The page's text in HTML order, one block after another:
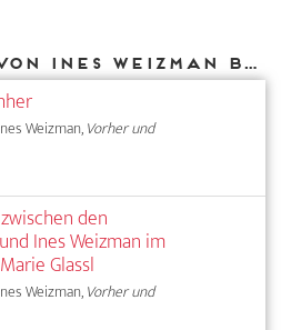
Weitere Texte von Ines Weizman bei DIAPHANES
Weizman,Vorher und
den
Ines Weizman im
Glassl
Weizman,Vorher und